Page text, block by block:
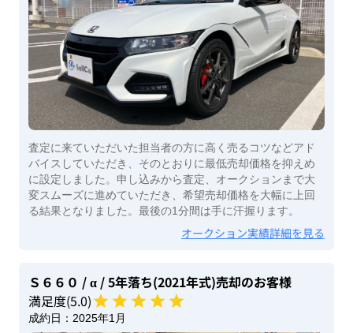
査定に来ていただいた担当者の方に高く売るコツなどアド
バイスしていただき、そのとおりに最低売却価格を抑えめ
に設定しました。申し込みから査定、オークションまで大
変スムーズに進めていただき、希望売却価格を大幅に上回
る結果となりました。最後の1分間は手に汗握ります。
オークション実績詳細を見る
Ｓ６６０ / α / 5年落ち(2021年式)売却のお客様
満足度(5.0)
成約日： 2025年1月